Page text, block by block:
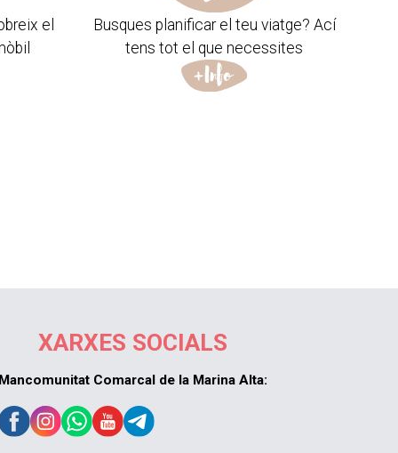
el
Busques planificar el teu viatge? Ací
tens tot el que necessites
XARXES SOCIALS
Mancomunitat Comarcal de la Marina Alta: